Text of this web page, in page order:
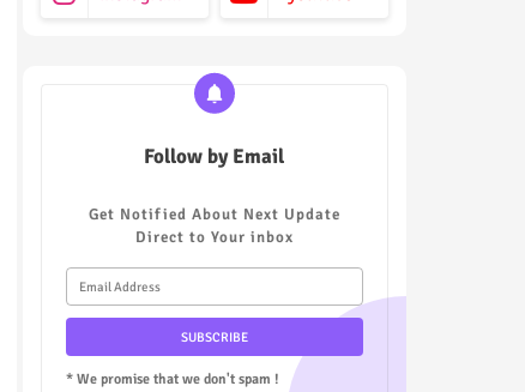
Follow by Email
Get Notified About Next Update
Direct to Your inbox
* We promise that we don't spam !